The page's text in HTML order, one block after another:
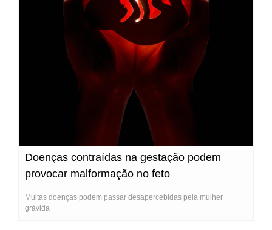
Doenças contraídas na gestação podem
provocar malformação no feto
Muitas doenças podem passar desapercebidas pela mulher
grávida